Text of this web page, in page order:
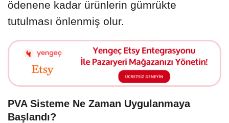
ödenene kadar ürünlerin gümrükte
tutulması önlenmiş olur.
PVA Sisteme Ne Zaman Uygulanmaya
Başlandı?